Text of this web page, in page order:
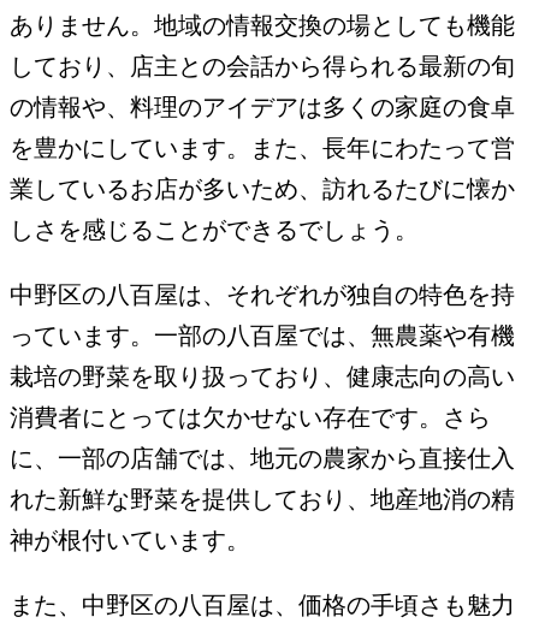
ありません。地域の情報交換の場としても機能
しており、店主との会話から得られる最新の旬
の情報や、料理のアイデアは多くの家庭の食卓
を豊かにしています。また、長年にわたって営
業しているお店が多いため、訪れるたびに懐か
しさを感じることができるでしょう。
中野区の八百屋は、それぞれが独自の特色を持
っています。一部の八百屋では、無農薬や有機
栽培の野菜を取り扱っており、健康志向の高い
消費者にとっては欠かせない存在です。さら
に、一部の店舗では、地元の農家から直接仕入
れた新鮮な野菜を提供しており、地産地消の精
神が根付いています。
また、中野区の八百屋は、価格の手頃さも魅力